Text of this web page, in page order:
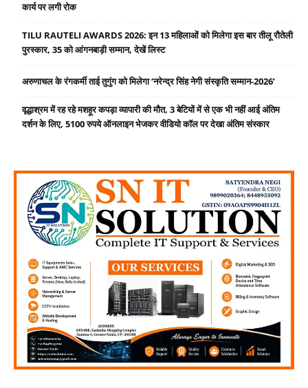
कार्य पर लगी रोक
TILU RAUTELI AWARDS 2026: इन 13 महिलाओं को मिलेगा इस बार तीलू रौतेली
पुरस्कार, 35 को आंगनबाड़ी सम्मान, देखें लिस्ट
अरुणाचल के रंगकर्मी ताई तुगुंग को मिलेगा ‘नरेन्द्र सिंह नेगी संस्कृति सम्मान-2026’
वृद्धाश्रम में रह रहे मशहूर कपड़ा व्यापारी की मौत, 3 बेटियों में से एक भी नहीं आई अंतिम
दर्शन के लिए, 5100 रुपये ऑनलाइन भेजकर वीडियो कॉल पर देखा अंतिम संस्कार